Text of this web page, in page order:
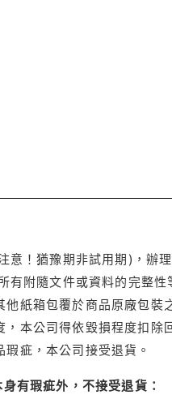
！猶豫期非試用期)，辦
附隨文件或資料的完整性
紙箱包覆於商品原廠包裝
本公司得依毀損程度扣除
疵，本公司接受退貨。
有瑕疵外，不接受退貨：